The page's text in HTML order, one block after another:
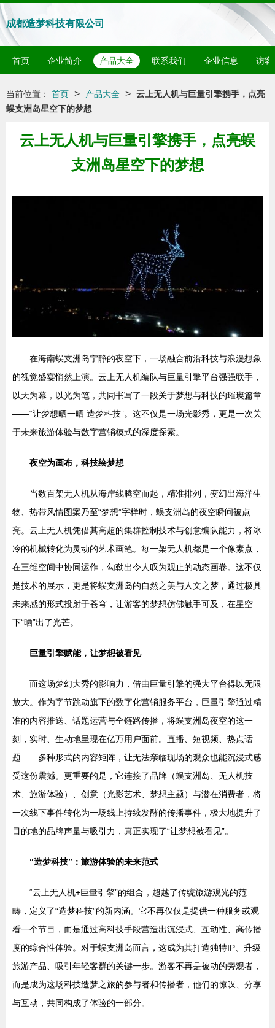
成都造梦科技有限公司
首页 企业简介 产品大全 联系我们 企业信息 访客
当前位置： 首页 > 产品大全 > 云上无人机与巨量引擎携手，点亮
蜈支洲岛星空下的梦想
云上无人机与巨量引擎携手，点亮蜈
支洲岛星空下的梦想
在海南蜈支洲岛宁静的夜空下，一场融合前沿科技与浪漫想象
的视觉盛宴悄然上演。云上无人机编队与巨量引擎平台强强联手，
以天为幕，以光为笔，共同书写了一段关于梦想与科技的璀璨篇章
——“让梦想晒一晒 造梦科技”。这不仅是一场光影秀，更是一次关
于未来旅游体验与数字营销模式的深度探索。
夜空为画布，科技绘梦想
当数百架无人机从海岸线腾空而起，精准排列，变幻出海洋生
物、热带风情图案乃至“梦想”字样时，蜈支洲岛的夜空瞬间被点
亮。云上无人机凭借其高超的集群控制技术与创意编队能力，将冰
冷的机械转化为灵动的艺术画笔。每一架无人机都是一个像素点，
在三维空间中协同运作，勾勒出令人叹为观止的动态画卷。这不仅
是技术的展示，更是将蜈支洲岛的自然之美与人文之梦，通过极具
未来感的形式投射于苍穹，让游客的梦想仿佛触手可及，在星空
下“晒”出了光芒。
巨量引擎赋能，让梦想被看见
而这场梦幻大秀的影响力，借由巨量引擎的强大平台得以无限
放大。作为字节跳动旗下的数字化营销服务平台，巨量引擎通过精
准的内容推送、话题运营与全链路传播，将蜈支洲岛夜空的这一
刻，实时、生动地呈现在亿万用户面前。直播、短视频、热点话
题……多种形式的内容矩阵，让无法亲临现场的观众也能沉浸式感
受这份震撼。更重要的是，它连接了品牌（蜈支洲岛、无人机技
术、旅游体验）、创意（光影艺术、梦想主题）与潜在消费者，将
一次线下事件转化为一场线上持续发酵的传播事件，极大地提升了
目的地的品牌声量与吸引力，真正实现了“让梦想被看见”。
“造梦科技”：旅游体验的未来范式
“云上无人机+巨量引擎”的组合，超越了传统旅游观光的范
畴，定义了“造梦科技”的新内涵。它不再仅仅是提供一种服务或观
看一个节目，而是通过高科技手段营造出沉浸式、互动性、高传播
度的综合性体验。对于蜈支洲岛而言，这成为其打造独特IP、升级
旅游产品、吸引年轻客群的关键一步。游客不再是被动的旁观者，
而是成为这场科技造梦之旅的参与者和传播者，他们的惊叹、分享
与互动，共同构成了体验的一部分。